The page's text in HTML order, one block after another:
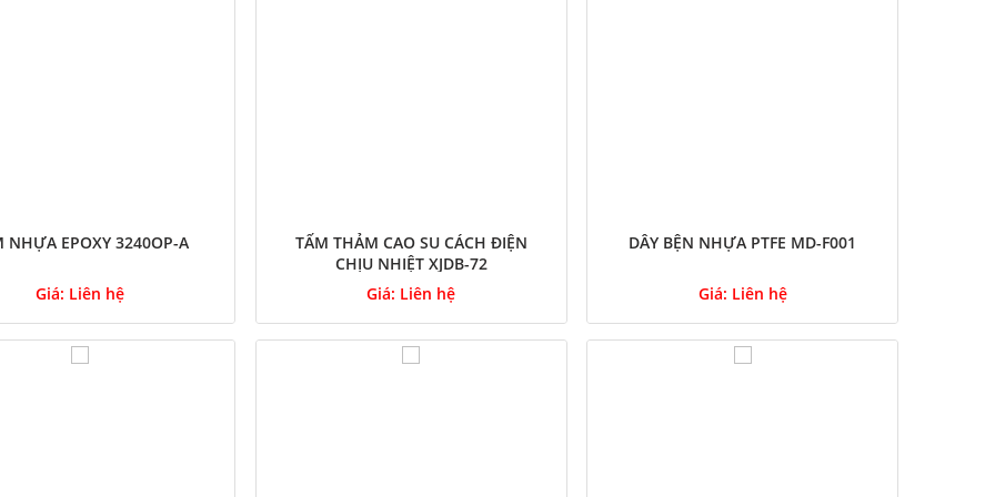
NHỰA EPOXY 3240OP-A
Giá: Liên hệ
TẤM THẢM CAO SU CÁCH ĐIỆN
CHỊU NHIỆT XJDB-72
Giá: Liên hệ
DÂY BỆN NHỰA PTFE MD-F001
Giá: Liên hệ